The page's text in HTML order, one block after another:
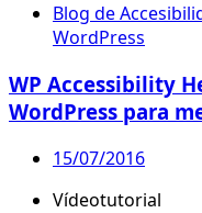
Blog de
WordPress
WP Accessibility
WordPress para
15/07/2016
Vídeotutorial